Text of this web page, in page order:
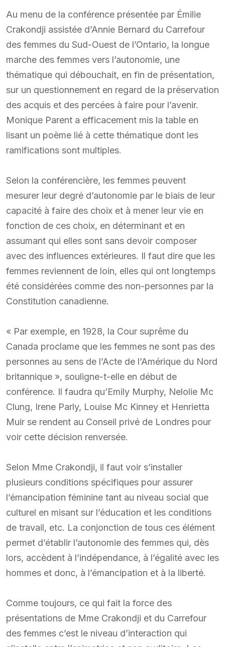
Au menu de la conférence présentée par Émilie
Crakondji assistée d’Annie Bernard du Carrefour
des femmes du Sud-Ouest de l’Ontario, la longue
marche des femmes vers l’autonomie, une
thématique qui débouchait, en fin de présentation,
sur un questionnement en regard de la préservation
des acquis et des percées à faire pour l’avenir.
Monique Parent a efficacement mis la table en
lisant un poème lié à cette thématique dont les
ramifications sont multiples.
Selon la conférencière, les femmes peuvent
mesurer leur degré d’autonomie par le biais de leur
capacité à faire des choix et à mener leur vie en
fonction de ces choix, en déterminant et en
assumant qui elles sont sans devoir composer
avec des influences extérieures. Il faut dire que les
femmes reviennent de loin, elles qui ont longtemps
été considérées comme des non-personnes par la
Constitution canadienne.
« Par exemple, en 1928, la Cour suprême du
Canada proclame que les femmes ne sont pas des
personnes au sens de l’Acte de l’Amérique du Nord
britannique », souligne-t-elle en début de
conférence. Il faudra qu’Emily Murphy, Nelolie Mc
Clung, Irene Parly, Louise Mc Kinney et Henrietta
Muir se rendent au Conseil privé de Londres pour
voir cette décision renversée.
Selon Mme Crakondji, il faut voir s’installer
plusieurs conditions spécifiques pour assurer
l’émancipation féminine tant au niveau social que
culturel en misant sur l’éducation et les conditions
de travail, etc. La conjonction de tous ces élément
permet d’établir l’autonomie des femmes qui, dès
lors, accèdent à l’indépendance, à l’égalité avec les
hommes et donc, à l’émancipation et à la liberté.
Comme toujours, ce qui fait la force des
présentations de Mme Crakondji et du Carrefour
des femmes c’est le niveau d’interaction qui